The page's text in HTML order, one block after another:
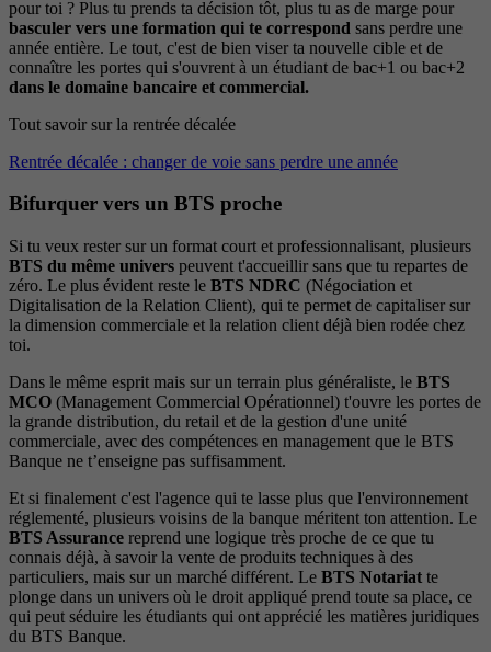
pour toi ? Plus tu prends ta décision tôt, plus tu as de marge pour
basculer vers une formation qui te correspond sans perdre une
année entière. Le tout, c'est de bien viser ta nouvelle cible et de
connaître les portes qui s'ouvrent à un étudiant de bac+1 ou bac+2
dans le domaine bancaire et commercial.
Tout savoir sur la rentrée décalée
Rentrée décalée : changer de voie sans perdre une année
Bifurquer vers un BTS proche
Si tu veux rester sur un format court et professionnalisant, plusieurs
BTS du même univers peuvent t'accueillir sans que tu repartes de
zéro. Le plus évident reste le BTS NDRC (Négociation et
Digitalisation de la Relation Client), qui te permet de capitaliser sur
la dimension commerciale et la relation client déjà bien rodée chez
toi.
Dans le même esprit mais sur un terrain plus généraliste, le BTS
MCO (Management Commercial Opérationnel) t'ouvre les portes de
la grande distribution, du retail et de la gestion d'une unité
commerciale, avec des compétences en management que le BTS
Banque ne t’enseigne pas suffisamment.
Et si finalement c'est l'agence qui te lasse plus que l'environnement
réglementé, plusieurs voisins de la banque méritent ton attention. Le
BTS Assurance reprend une logique très proche de ce que tu
connais déjà, à savoir la vente de produits techniques à des
particuliers, mais sur un marché différent. Le BTS Notariat te
plonge dans un univers où le droit appliqué prend toute sa place, ce
qui peut séduire les étudiants qui ont apprécié les matières juridiques
du BTS Banque.